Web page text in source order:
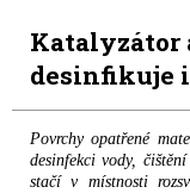
desinfikuje
Povrchy opatřené
desinfekci vody,
stačí v místnosti